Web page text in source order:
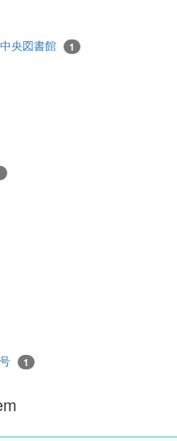
央図書館 1
1